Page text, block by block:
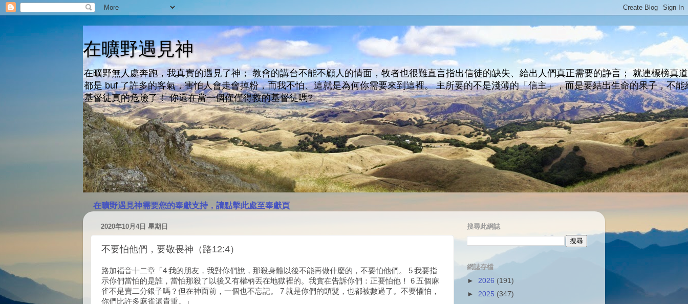
在曠野遇見神
在曠野無人處奔跑，我真實的遇見了神； 教會的講台不能不顧人的情面，牧者也很難直言指出信徒的缺失、給出人們真正需要的諍言； 就連標榜真
都是 buf 了許多的客氣，害怕人會走會掉粉，而我不怕、這就是為何你需要來到這裡。 主所要的不是淺薄的「信主」，而是要結出生命的果子，不能
基督徒真的危險了！ 你還在當一個僅僅得救的基督徒嗎?
在曠野遇見神需要您的奉獻支持，請點擊此處至奉獻頁
2020年10月4日 星期日
不要怕他們，要敬畏神（路12:4）
路加福音十二章「4 我的朋友，我對你們說，那殺身體以後不能再做什麼的，不要怕他們。 5 我要指
示你們當怕的是誰，當怕那殺了以後又有權柄丟在地獄裡的。我實在告訴你們：正要怕他！ 6 五個麻
雀不是賣二分銀子嗎？但在神面前，一個也不忘記。 7 就是你們的頭髮，也都被數過了。不要懼怕，
你們比許多麻雀還貴重。」
搜尋此網誌
網誌存檔
► 2026 (191)
► 2025 (347)